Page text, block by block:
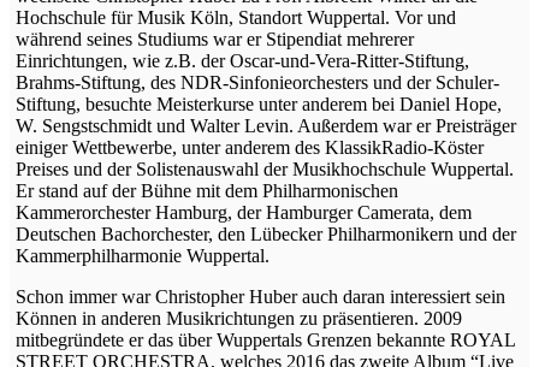
Hochschule für Musik Köln, Standort Wuppertal. Vor und
während seines Studiums war er Stipendiat mehrerer
Einrichtungen, wie z.B. der Oscar-und-Vera-Ritter-Stiftung,
Brahms-Stiftung, des NDR-Sinfonieorchesters und der Schuler-
Stiftung, besuchte Meisterkurse unter anderem bei Daniel Hope,
W. Sengstschmidt und Walter Levin. Außerdem war er Preisträger
einiger Wettbewerbe, unter anderem des KlassikRadio-Köster
Preises und der Solistenauswahl der Musikhochschule Wuppertal.
Er stand auf der Bühne mit dem Philharmonischen
Kammerorchester Hamburg, der Hamburger Camerata, dem
Deutschen Bachorchester, den Lübecker Philharmonikern und der
Kammerphilharmonie Wuppertal.
Schon immer war Christopher Huber auch daran interessiert sein
Können in anderen Musikrichtungen zu präsentieren. 2009
mitbegründete er das über Wuppertals Grenzen bekannte ROYAL
STREET ORCHESTRA, welches 2016 das zweite Album “Live